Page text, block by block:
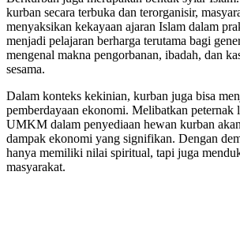
kurban secara terbuka dan terorganisir,
menyaksikan kekayaan ajaran Islam dalam
menjadi pelajaran berharga terutama bagi
mengenal makna pengorbanan, ibadah, dan
sesama.
Dalam konteks kekinian, kurban juga bisa
pemberdayaan ekonomi. Melibatkan peternak
UMKM dalam penyediaan hewan kurban
dampak ekonomi yang signifikan. Dengan
hanya memiliki nilai spiritual, tapi juga
masyarakat.